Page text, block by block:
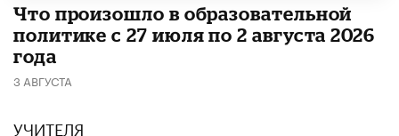
​Что произошло в образовательной
политике с 27 июля по 2 августа 2026
года
3 АВГУСТА
УЧИТЕЛЯ